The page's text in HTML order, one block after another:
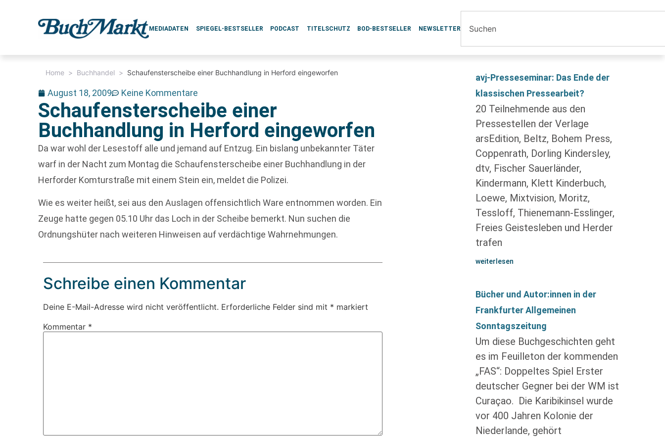
MEDIADATEN SPIEGEL-BESTSELLER PODCAST TITELSCHUTZ BOD-BESTSELLER NEWSLETTER
Home > Buchhandel > Schaufensterscheibe einer Buchhandlung in Herford eingeworfen
August 18, 2009 Keine Kommentare
Schaufensterscheibe einer
Buchhandlung in Herford eingeworfen
Da war wohl der Lesestoff alle und jemand auf Entzug. Ein bislang unbekannter Täter
warf in der Nacht zum Montag die Schaufensterscheibe einer Buchhandlung in der
Herforder Komturstraße mit einem Stein ein, meldet die Polizei.
Wie es weiter heißt, sei aus den Auslagen offensichtlich Ware entnommen worden. Ein
Zeuge hatte gegen 05.10 Uhr das Loch in der Scheibe bemerkt. Nun suchen die
Ordnungshüter nach weiteren Hinweisen auf verdächtige Wahrnehmungen.
Schreibe einen Kommentar
Deine E-Mail-Adresse wird nicht veröffentlicht. Erforderliche Felder sind mit * markiert
Kommentar *
avj-Presseseminar: Das Ende der
klassischen Pressearbeit?
20 Teilnehmende aus den
Pressestellen der Verlage
arsEdition, Beltz, Bohem Press,
Coppenrath, Dorling Kindersley,
dtv, Fischer Sauerländer,
Kindermann, Klett Kinderbuch,
Loewe, Mixtvision, Moritz,
Tessloff, Thienemann-Esslinger,
Freies Geistesleben und Herder
trafen
weiterlesen
Bücher und Autor:innen in der
Frankfurter Allgemeinen
Sonntagszeitung
Um diese Buchgeschichten geht
es im Feuilleton der kommenden
„FAS“: Doppeltes Spiel Erster
deutscher Gegner bei der WM ist
Curaçao. Die Karibik­insel wurde
vor 400 Jahren Kolonie der
Niederlande, gehört